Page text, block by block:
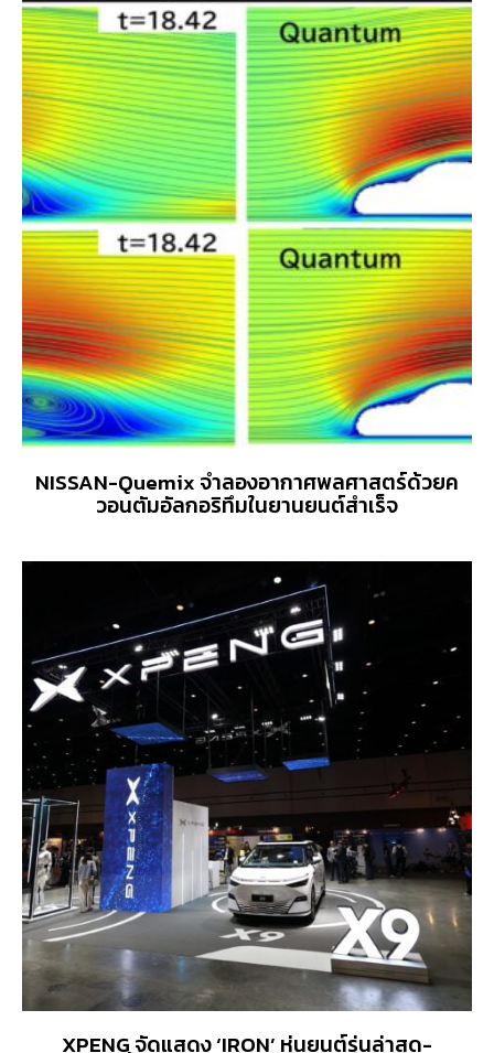
NISSAN-Quemix จำลองอากาศพลศาสตร์ด้วยค
วอนตัมอัลกอริทึมในยานยนต์สำเร็จ
XPENG จัดแสดง ‘IRON’ หุ่นยนต์รุ่นล่าสุด-